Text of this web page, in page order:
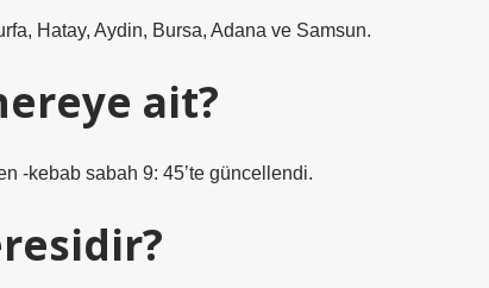
Hatay, Aydin, Bursa, Adana ve Samsun.
ait?
-kebab sabah 9: 45’te güncellendi.